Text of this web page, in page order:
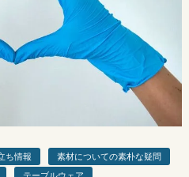
ち情報
素材についての素朴な疑問